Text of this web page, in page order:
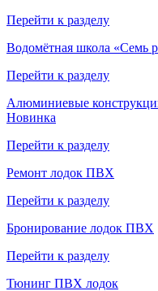
Перейти к разделу
Водомётная школа «Семь
Перейти к разделу
Алюминиевые
Новинка
Перейти к разделу
Ремонт лодок ПВХ
Перейти к разделу
Бронирование лодок ПВХ
Перейти к разделу
Тюнинг ПВХ лодок